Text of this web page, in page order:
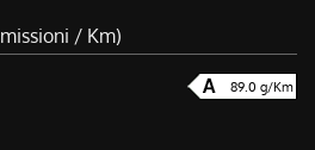
/ Km)
89.0 g/Km